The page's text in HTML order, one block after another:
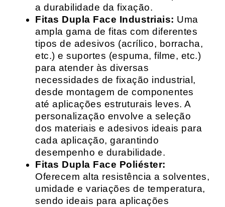
a durabilidade da fixação.
Fitas Dupla Face Industriais: Uma
ampla gama de fitas com diferentes
tipos de adesivos (acrílico, borracha,
etc.) e suportes (espuma, filme, etc.)
para atender às diversas
necessidades de fixação industrial,
desde montagem de componentes
até aplicações estruturais leves. A
personalização envolve a seleção
dos materiais e adesivos ideais para
cada aplicação, garantindo
desempenho e durabilidade.
Fitas Dupla Face Poliéster:
Oferecem alta resistência a solventes,
umidade e variações de temperatura,
sendo ideais para aplicações